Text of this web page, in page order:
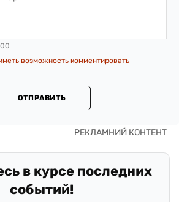
возможность комментировать
ОТПРАВИТЬ
в курсе последних
событий!